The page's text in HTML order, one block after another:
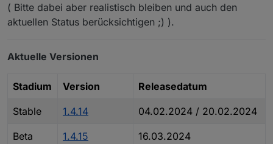
( Bitte dabei aber realistisch bleiben und auch den
aktuellen Status berücksichtigen ;) ).
Aktuelle Versionen
Stadium Version Releasedatum
Stable 1.4.14 04.02.2024 / 20.02.2024
Beta 1.4.15 16.03.2024